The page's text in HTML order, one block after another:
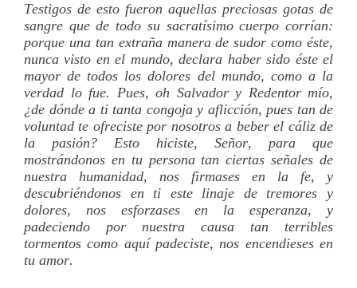
Testigos de esto fueron aquellas preciosas gotas de
sangre que de todo su sacratí­simo cuerpo corrí­an:
porque una tan extraña manera de sudor como éste,
nunca visto en el mundo, declara haber sido éste el
mayor de todos los dolores del mundo, como a la
verdad lo fue. Pues, oh Salvador y Redentor mí­o,
¿de dónde a ti tanta congoja y aflicción, pues tan de
voluntad te ofreciste por nosotros a beber el cáliz de
la pasión? Esto hiciste, Señor, para que
mostrándonos en tu persona tan ciertas señales de
nuestra humanidad, nos firmases en la fe, y
descubriéndonos en ti este linaje de tremores y
dolores, nos esforzases en la esperanza, y
padeciendo por nuestra causa tan terribles
tormentos como aquí­ padeciste, nos encendieses en
tu amor.